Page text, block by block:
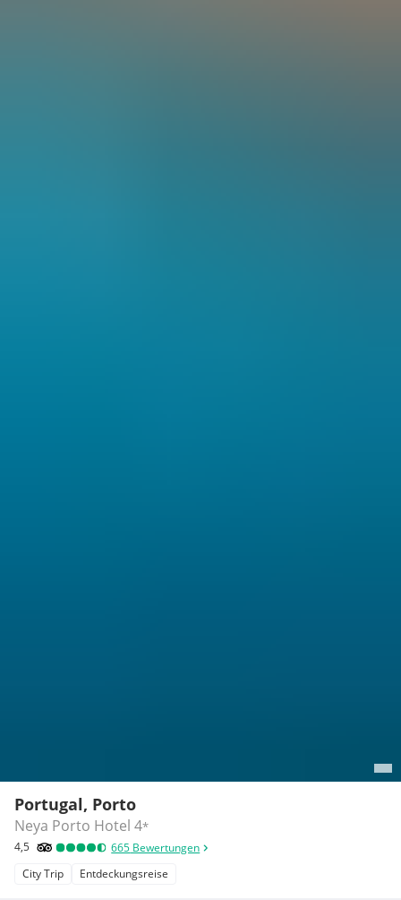
Portugal, Porto
Neya Porto Hotel 4*
4,5 665 Bewertungen
City Trip
Entdeckungsreise